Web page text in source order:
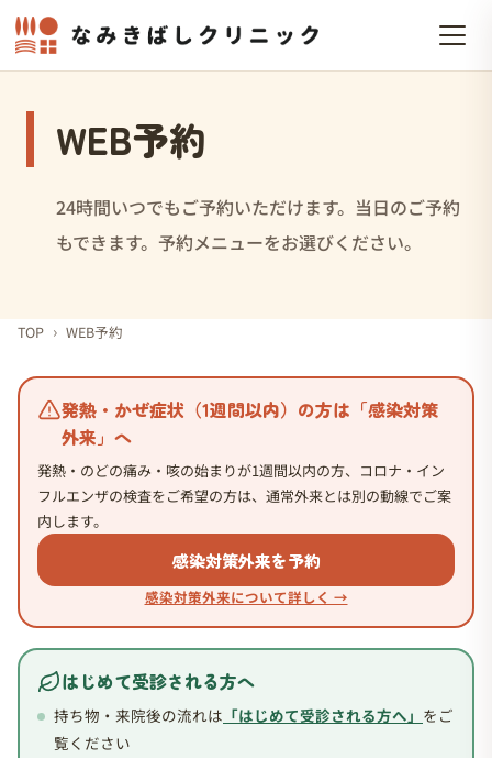
WEB予約
24時間いつでもご予約いただけます。当日のご予約
もできます。予約メニューをお選びください。
TOP › WEB予約
発熱・かぜ症状（1週間以内）の方は「感染対策
外来」へ
発熱・のどの痛み・咳の始まりが1週間以内の方、コロナ・イン
フルエンザの検査をご希望の方は、通常外来とは別の動線でご案
内します。
感染対策外来を予約
感染対策外来について詳しく →
はじめて受診される方へ
持ち物・来院後の流れは 「はじめて受診される方へ」 をご
覧ください